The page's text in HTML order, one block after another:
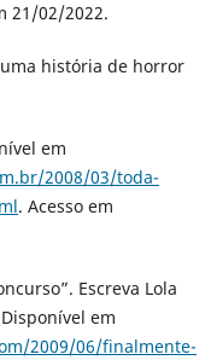
21/02/2022.
uma história de horror
em
2008/03/toda-
. Acesso em
Escreva Lola
em
2009/06/finalmente-